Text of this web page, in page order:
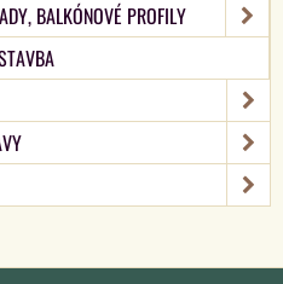
BALKÓNOVÉ PROFILY